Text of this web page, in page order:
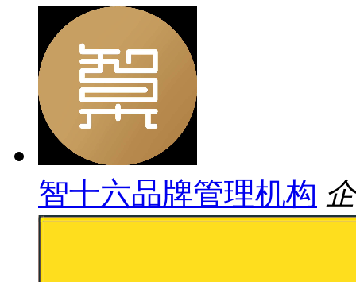
智十六品牌管理机构 企